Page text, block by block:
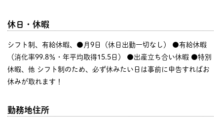
休日・休暇
シフト制、有給休暇、●月9日（休日出勤一切なし） ●有給休暇
（消化率99.8％・年平均取得15.5日） ●出産立ち合い休暇 ●特別
休暇、他 シフト制のため、必ず休みたい日は事前に申告すればお
休みが取れます！
勤務地住所